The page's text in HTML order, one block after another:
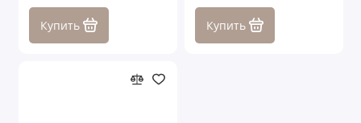
Купить Купить